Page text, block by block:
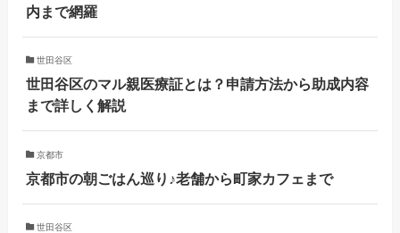
内まで網羅
世田谷区
世田谷区のマル親医療証とは？申請方法から助成内容
まで詳しく解説
京都市
京都市の朝ごはん巡り♪老舗から町家カフェまで
世田谷区